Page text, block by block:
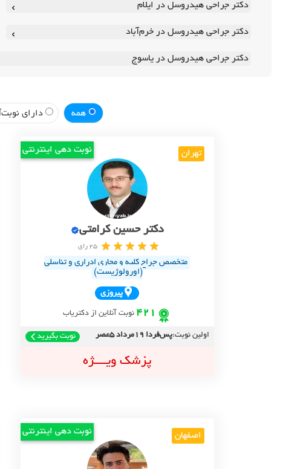
دکتر جراحی هیدروسل در ایلام
دکتر جراحی هیدروسل در خرم‌آباد
دکتر جراحی هیدروسل در یاسوج
همه دارای
تهران نوبت دهی اینترنتی
دکتر حسین کرامتی
25 رای
متخصص جراح کلیه و مجاری ادراری و تناسلی
(اورولوژیست)
پيروزي
421 نوبت آنلاین از دکتریاب
اولین نوبت:پس‌فردا 19مرداد 5عصر نوبت بگیرید
پزشک ویــــژه
اصفهان نوبت دهی اینترنتی